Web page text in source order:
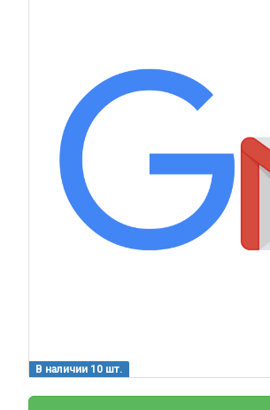
В наличии 10 шт.